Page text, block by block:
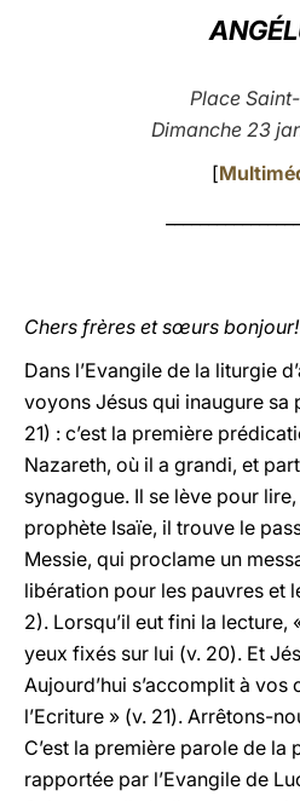
Place
Dimanche 23
[
Chers frères et sœurs bonjour!
Dans l’Evangile de la liturgie
voyons Jésus qui inaugure sa
21) : c’est la première
Nazareth, où il a grandi, et
synagogue. Il se lève pour
prophète Isaïe, il trouve le
Messie, qui proclame un
libération pour les pauvres et
2). Lorsqu’il eut fini la lecture,
yeux fixés sur lui (v. 20). Et
Aujourd’hui s’accomplit à
l’Ecriture » (v. 21). Arrêtons-
C’est la première parole de la
rapportée par l’Evangile de